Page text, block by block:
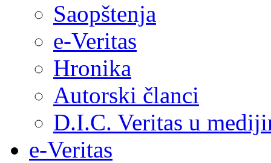
Saopštenja
e-Veritas
Hronika
Autorski članci
D.I.C. Veritas u
e-Veritas